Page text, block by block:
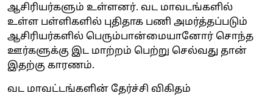
ஆசிரியர்களும் உள்ளனர். வட மாவடங்களில்
உள்ள பள்ளிகளில் புதிதாக பணி அமர்த்தப்படும்
ஆசிரியர்களில் பெரும்பான்மையானோர் சொந்த
ஊர்களுக்கு இட மாற்றம் பெற்று செல்வது தான்
இதற்கு காரணம்.
வட மாவட்டங்களின் தேர்ச்சி விகிதம்